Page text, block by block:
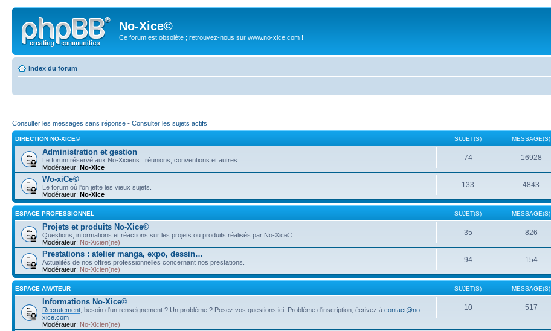
No-Xice©
Ce forum est obsolète ; retrouvez-nous sur www.no-xice.com !
Index du forum
Consulter les messages sans réponse • Consulter les sujets actifs
DIRECTION NO-XICE© SUJET(S) MESSAGE(S)
Administration et gestion
Le forum réservé aux No-Xiciens : réunions, conventions et autres.
Modérateur: No-Xice
74 16928
Wo-xiCe©
Le forum où l'on jette les vieux sujets.
Modérateur: No-Xice
133 4843
ESPACE PROFESSIONNEL SUJET(S) MESSAGE(S)
Projets et produits No-Xice©
Questions, informations et réactions sur les projets ou produits réalisés par No-Xice©.
Modérateur: No-Xicien(ne)
35 826
Prestations : atelier manga, expo, dessin…
Actualités de nos offres professionnelles concernant nos prestations.
Modérateur: No-Xicien(ne)
94 154
ESPACE AMATEUR SUJET(S) MESSAGE(S)
Informations No-Xice©
Recrutement , besoin d'un renseignement ? Un problème ? Posez vos questions ici. Problème d'inscription, écrivez à contact@no-
xice.com
Modérateur: No-Xicien(ne)
10 517